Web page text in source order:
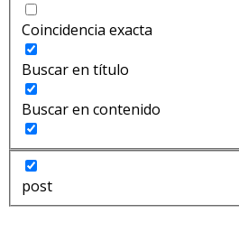
Coincidencia exacta
Buscar en título
Buscar en contenido
post